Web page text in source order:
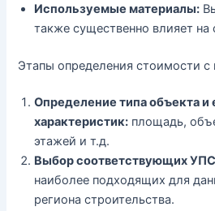
Используемые материалы:
также существенно влияет на
Этапы определения стоимости
Определение типа объекта и
характеристик: площадь,
этажей и т.д.
Выбор соответствующих
наиболее подходящих для
региона строительства.